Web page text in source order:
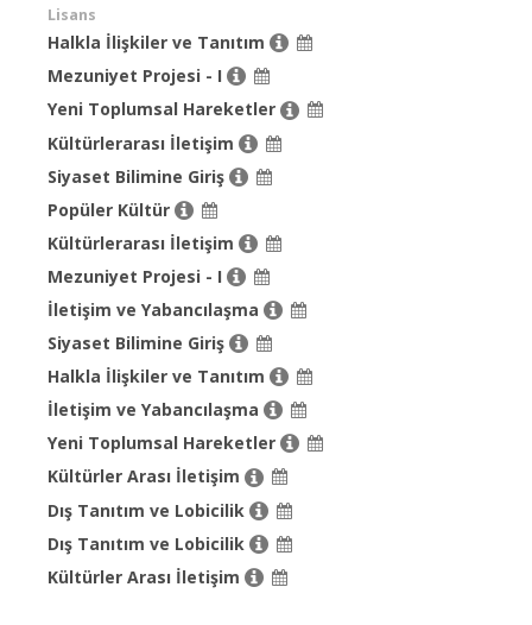
Lisans
Halkla İlişkiler ve Tanıtım
Mezuniyet Projesi - I
Yeni Toplumsal Hareketler
Kültürlerarası İletişim
Siyaset Bilimine Giriş
Popüler Kültür
Kültürlerarası İletişim
Mezuniyet Projesi - I
İletişim ve Yabancılaşma
Siyaset Bilimine Giriş
Halkla İlişkiler ve Tanıtım
İletişim ve Yabancılaşma
Yeni Toplumsal Hareketler
Kültürler Arası İletişim
Dış Tanıtım ve Lobicilik
Dış Tanıtım ve Lobicilik
Kültürler Arası İletişim